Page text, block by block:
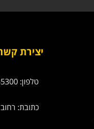
יצירת
טלפון: 077-3635300
כתובת: רחוב